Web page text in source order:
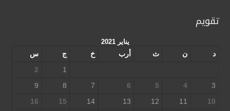
تقويم
يناير 2021
د ن ث أرب خ ج
س
1
2
3
4
5
6
7
8
9
10
11
12
13
14
15
16